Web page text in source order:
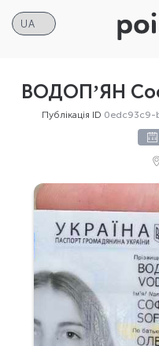
ВОДОПʼЯН
Публікація ID 0edc93c9-